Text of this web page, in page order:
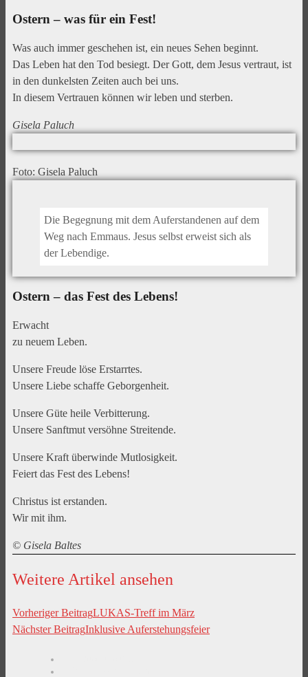
Ostern – was für ein Fest!
Was auch immer geschehen ist, ein neues Sehen beginnt.
Das Leben hat den Tod besiegt. Der Gott, dem Jesus vertraut, ist
in den dunkelsten Zeiten auch bei uns.
In diesem Vertrauen können wir leben und sterben.
Gisela Paluch
Foto: Gisela Paluch
Die Begegnung mit dem Auferstandenen auf dem
Weg nach Emmaus. Jesus selbst erweist sich als
der Lebendige.
Ostern – das Fest des Lebens!
Erwacht
zu neuem Leben.
Unsere Freude löse Erstarrtes.
Unsere Liebe schaffe Geborgenheit.
Unsere Güte heile Verbitterung.
Unsere Sanftmut versöhne Streitende.
Unsere Kraft überwinde Mutlosigkeit.
Feiert das Fest des Lebens!
Christus ist erstanden.
Wir mit ihm.
© Gisela Baltes
Weitere Artikel ansehen
Vorheriger BeitragLUKAS-Treff im März
Nächster BeitragInklusive Auferstehungsfeier